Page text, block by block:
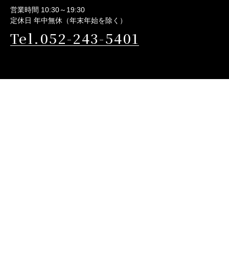
営業時間 10:30～19:30
定休日 年中無休（年末年始を除く）
Tel.052-243-5401